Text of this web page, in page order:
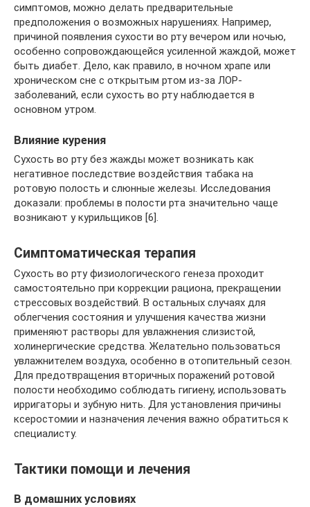
симптомов, можно делать предварительные
предположения о возможных нарушениях. Например,
причиной появления сухости во рту вечером или ночью,
особенно сопровождающейся усиленной жаждой, может
быть диабет. Дело, как правило, в ночном храпе или
хроническом сне с открытым ртом из-за ЛОР-
заболеваний, если сухость во рту наблюдается в
основном утром.
Влияние курения
Сухость во рту без жажды может возникать как
негативное последствие воздействия табака на
ротовую полость и слюнные железы. Исследования
доказали: проблемы в полости рта значительно чаще
возникают у курильщиков [6].
Симптоматическая терапия
Сухость во рту физиологического генеза проходит
самостоятельно при коррекции рациона, прекращении
стрессовых воздействий. В остальных случаях для
облегчения состояния и улучшения качества жизни
применяют растворы для увлажнения слизистой,
холинергические средства. Желательно пользоваться
увлажнителем воздуха, особенно в отопительный сезон.
Для предотвращения вторичных поражений ротовой
полости необходимо соблюдать гигиену, использовать
ирригаторы и зубную нить. Для установления причины
ксеростомии и назначения лечения важно обратиться к
специалисту.
Тактики помощи и лечения
В домашних условиях